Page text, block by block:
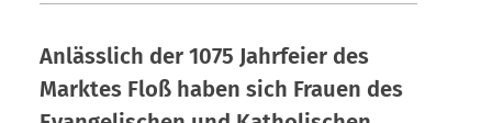
Anlässlich der 1075 Jahrfeier des
Marktes Floß haben sich Frauen des